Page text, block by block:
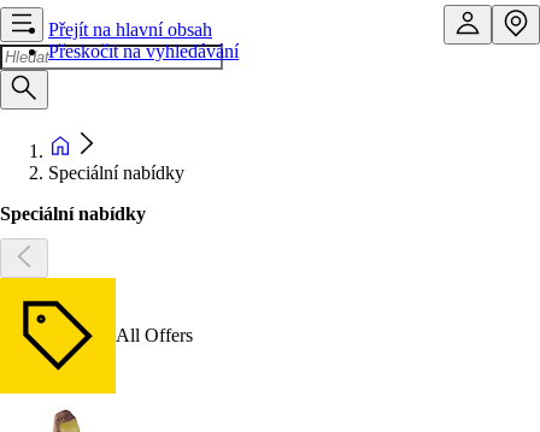
Přejít na hlavní obsah
Přeskočit na vyhledávání
Speciální nabídky
Speciální nabídky
All Offers